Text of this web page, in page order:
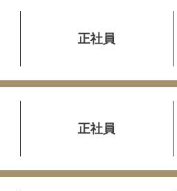
正社員
正社員